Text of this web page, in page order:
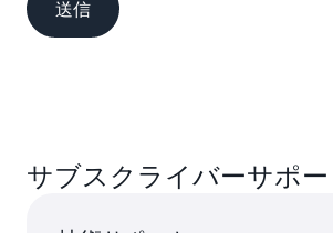
送信
サブスクライバーサポ